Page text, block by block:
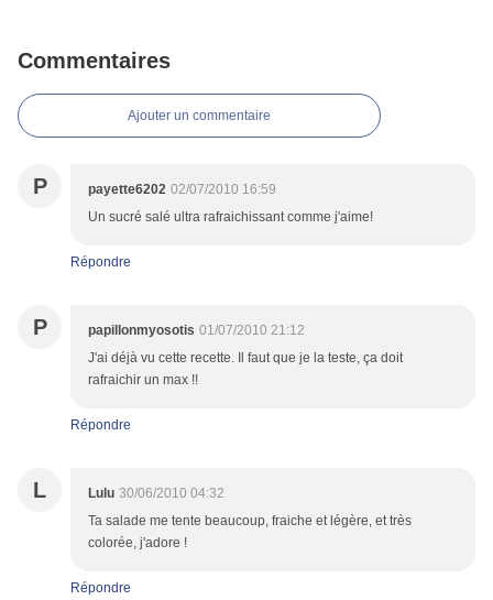
Commentaires
Ajouter un commentaire
P payette6202 02/07/2010 16:59
Un sucré salé ultra rafraichissant comme j'aime!
Répondre
P papillonmyosotis 01/07/2010 21:12
J'ai déjà vu cette recette. Il faut que je la teste, ça doit
rafraichir un max !!
Répondre
L Lulu 30/06/2010 04:32
Ta salade me tente beaucoup, fraiche et légère, et très
colorée, j'adore !
Répondre